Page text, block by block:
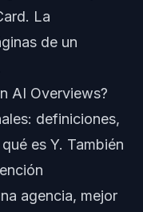
La
de un
AI Overviews?
definiciones,
es Y. También
agencia, mejor